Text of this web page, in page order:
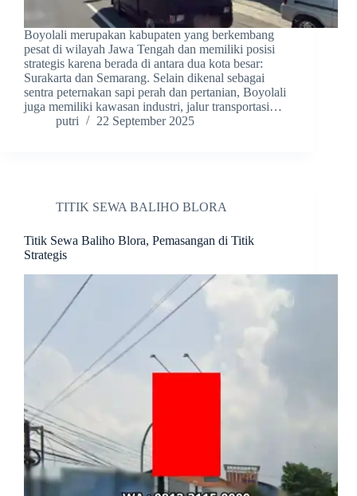
Boyolali merupakan kabupaten yang berkembang
pesat di wilayah Jawa Tengah dan memiliki posisi
strategis karena berada di antara dua kota besar:
Surakarta dan Semarang. Selain dikenal sebagai
sentra peternakan sapi perah dan pertanian, Boyolali
juga memiliki kawasan industri, jalur transportasi…
putri
22 September 2025
TITIK SEWA BALIHO BLORA
Titik Sewa Baliho Blora, Pemasangan di Titik
Strategis